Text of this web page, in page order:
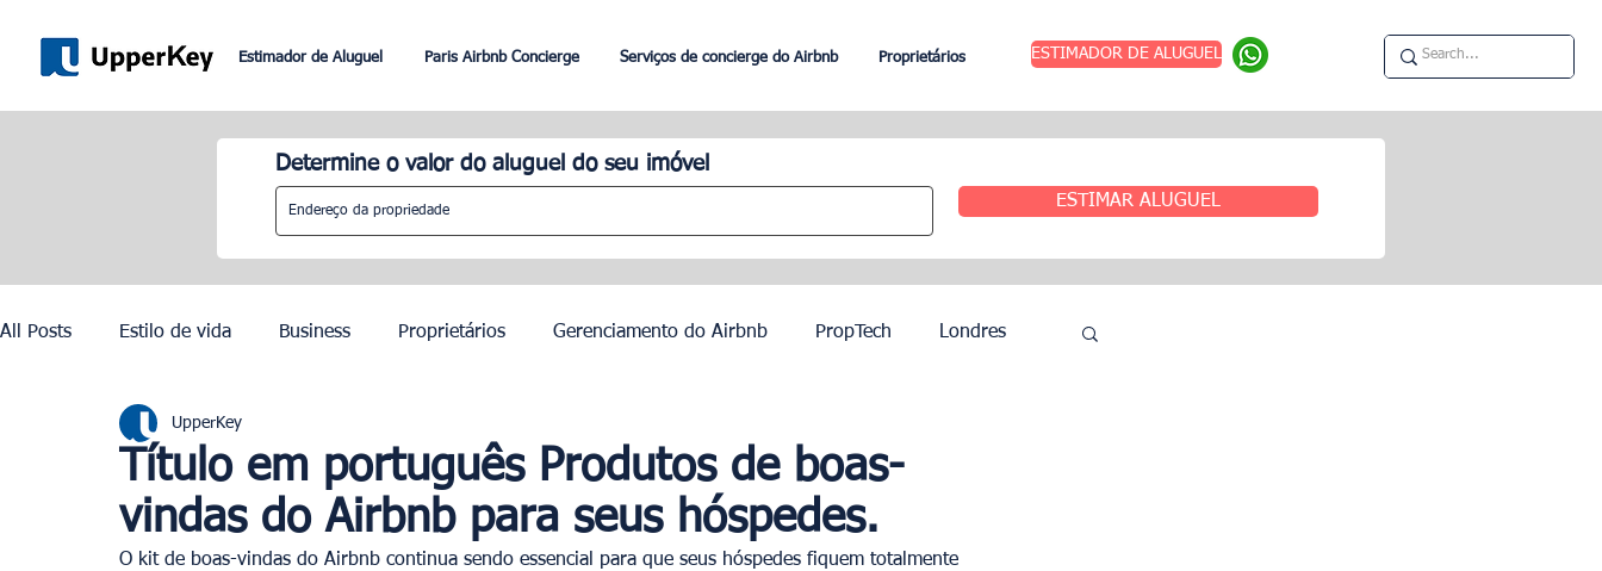
Estimador de Aluguel Paris Airbnb Concierge Serviços de concierge do Airbnb Proprietários ESTIMADOR DE ALUGUEL
Determine o valor do aluguel do seu imóvel
ESTIMAR ALUGUEL
All Posts Estilo de vida Business Proprietários Gerenciamento do Airbnb PropTech Londres
Roma Dubai
Olimpíadas de Paris 2024
Título em português Produtos de boas-
vindas do Airbnb para seus hóspedes.
UpperKey
O kit de boas-vindas do Airbnb continua sendo essencial para que seus hóspedes fiquem totalmente